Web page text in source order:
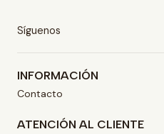
Síguenos
INFORMACIÓN
Contacto
ATENCIÓN AL CLIENTE